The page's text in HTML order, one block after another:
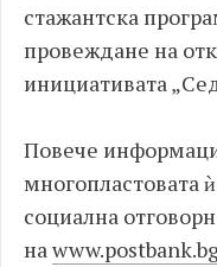
стажантска
провеждане на
инициативата
Повече
многопластовата
социална
на